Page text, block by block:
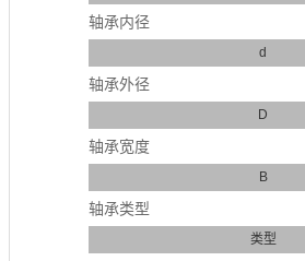
轴承内径
d
轴承外径
D
轴承宽度
B
轴承类型
类型